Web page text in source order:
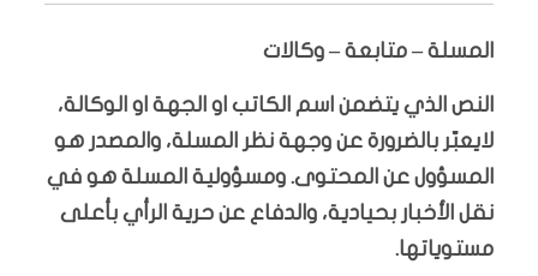
المسلة – متابعة – وكالات
النص الذي يتضمن اسم الكاتب او الجهة او الوكالة،
لايعبّر بالضرورة عن وجهة نظر المسلة، والمصدر هو
المسؤول عن المحتوى. ومسؤولية المسلة هو في
نقل الأخبار بحيادية، والدفاع عن حرية الرأي بأعلى
مستوياتها.